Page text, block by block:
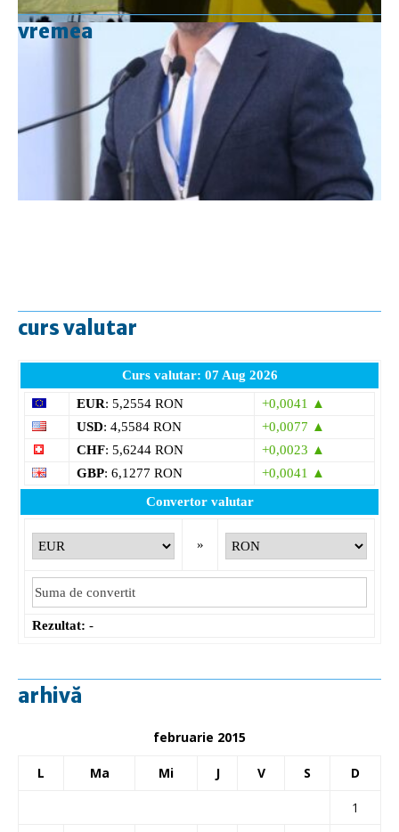
vremea
curs valutar
Curs valutar: 07 Aug 2026
EUR: 5,2554 RON
+0,0041 ▲
USD: 4,5584 RON
+0,0077 ▲
CHF: 5,6244 RON
+0,0023 ▲
GBP: 6,1277 RON
+0,0041 ▲
Convertor valutar
»
Rezultat: -
arhivă
februarie 2015
L Ma Mi J V S D
1